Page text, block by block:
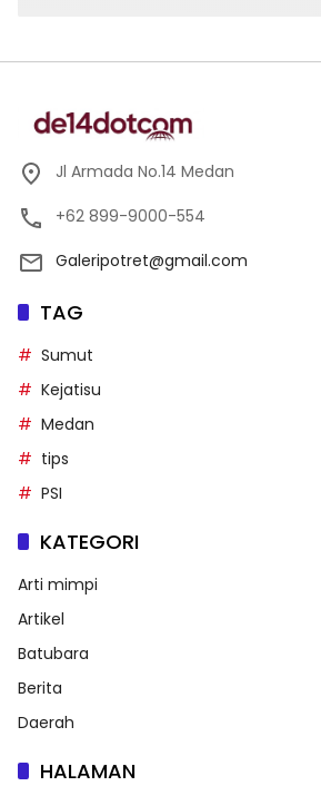
Jl Armada No.14 Medan
+62 899-9000-554
Galeripotret@gmail.com
TAG
Sumut
Kejatisu
Medan
tips
PSI
KATEGORI
Arti mimpi
Artikel
Batubara
Berita
Daerah
HALAMAN